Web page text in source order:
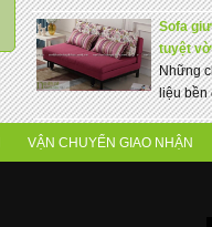
Sofa
tuyệt
Những
liệu bền
VẬN CHUYỂN GIAO NHẬN